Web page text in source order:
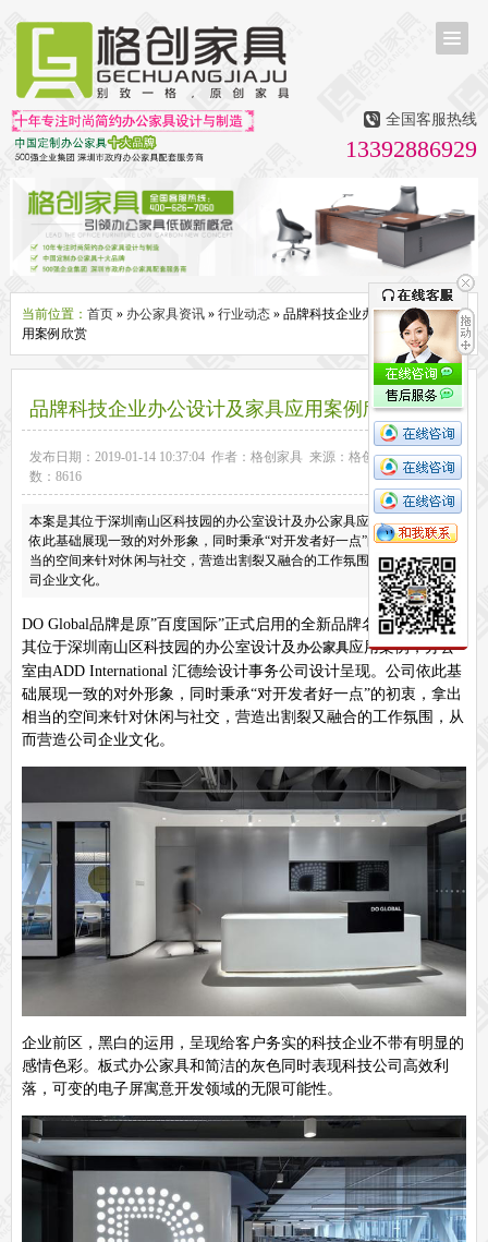
首页
茶台茶桌
多媒体会议室家具
办公屏风隔断系列
办公屏风卡位
高隔断墙 折叠屏风
组合职员台
办公桌系列
经理办公桌
会议桌
办公椅系列
休闲椅
老板大班椅 职员办公椅 会议椅
人体工学椅
办公沙发|茶几系列
文件柜系列
地柜
装饰柜
钢制文件柜
前台接待系列
前台
接待家具
培训桌
培训椅
公共区域家具系列
高铁车站候车椅
酒店公寓家具
他们正在使用格创家具
无纸化会议系统案例
办公家具案例
办公家具资讯
家具常识 荣誉资质 客户见证
常见问题
走进格创家具
联系格创家具
关于格创
全国客服热线
13392886929
当前位置： 首页» 办公家具资讯» 行业动态» 品牌科技企业办公设计及家具应
用案例欣赏
品牌科技企业办公设计及家具应用案例欣赏
发布日期：2019-01-14 10:37:04 作者：格创家具 来源：格创家具 浏览次
数：8616
本案是其位于深圳南山区科技园的办公室设计及办公家具应用案例，公司
依此基础展现一致的对外形象，同时秉承“对开发者好一点”的初衷，拿出相
当的空间来针对休闲与社交，营造出割裂又融合的工作氛围，从而营造公
司企业文化。
DO Global品牌是原”百度国际”正式启用的全新品牌名称，本案是
其位于深圳南山区科技园的办公室设计及 办公家具应用案例，办公
室由ADD International 汇德绘设计事务公司设计呈现。公司依此基
础展现一致的对外形象，同时秉承“对开发者好一点”的初衷，拿出
相当的空间来针对休闲与社交，营造出割裂又融合的工作氛围，从
而营造公司企业文化。
企业前区，黑白的运用，呈现给客户务实的科技企业不带有明显的
感情色彩。板式办公家具和简洁的灰色同时表现科技公司高效利
落，可变的电子屏寓意开发领域的无限可能性。